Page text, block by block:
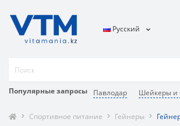
Популярные запросы Павлодар Шейкеры и
Русский
Спортивное питание Гейнеры